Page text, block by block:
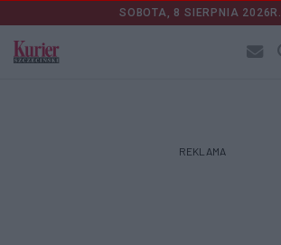
SOBOTA, 8 SIERPNIA 2026R.
REKLAMA